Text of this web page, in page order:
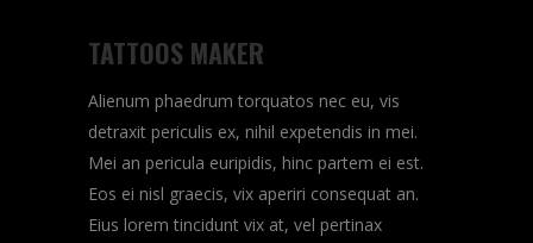
TATTOOS MAKER
Alienum phaedrum torquatos nec eu, vis
detraxit periculis ex, nihil expetendis in mei.
Mei an pericula euripidis, hinc partem ei est.
Eos ei nisl graecis, vix aperiri consequat an.
Eius lorem tincidunt vix at, vel pertinax